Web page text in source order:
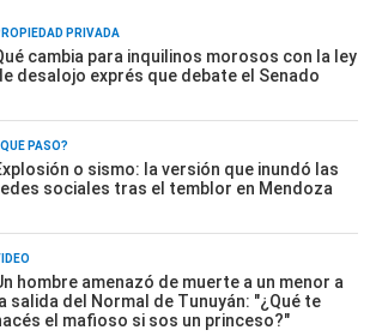
PRIVADA
cambia para inquilinos morosos con la ley
desalojo exprés que debate el Senado
PASÓ?
o sismo: la versión que inundó las
sociales tras el temblor en Mendoza
hombre amenazó de muerte a un menor a
la salida del Normal de Tunuyán: "¿Qué te
el mafioso si sos un princeso?"